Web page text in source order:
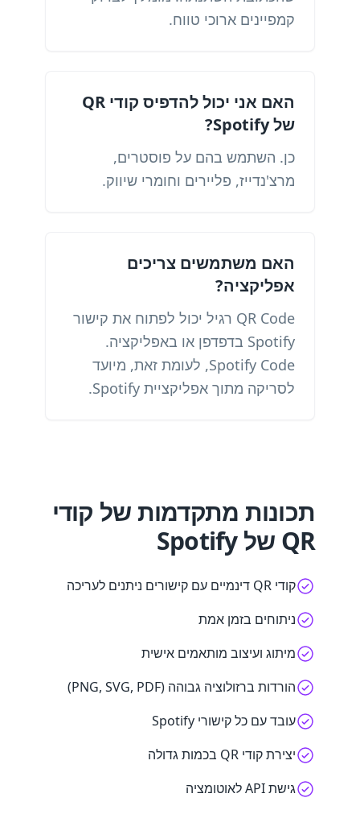
קמפיינים ארוכי טווח.
האם אני יכול להדפיס קודי QR
של Spotify?
כן. השתמש בהם על פוסטרים,
מרצ'נדייז, פליירים וחומרי שיווק.
האם משתמשים צריכים
אפליקציה?
QR Code רגיל יכול לפתוח את קישור
Spotify בדפדפן או באפליקציה.
Spotify Code, לעומת זאת, מיועד
לסריקה מתוך אפליקציית Spotify.
תכונות מתקדמות של קודי
QR של Spotify
קודי QR דינמיים עם קישורים ניתנים לעריכה
ניתוחים בזמן אמת
מיתוג ועיצוב מותאמים אישית
הורדות ברזולוציה גבוהה (PNG, SVG, PDF)
עובד עם כל קישורי Spotify
יצירת קודי QR בכמות גדולה
גישת API לאוטומציה